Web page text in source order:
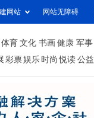
网站 网站无障碍
体育 文化 书画 健康 军事
彩票娱乐 时尚 悦读 公益